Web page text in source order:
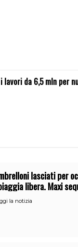
lavori da 6,5 mln per
lasciati per
libera. Maxi
Costiera
la notizia